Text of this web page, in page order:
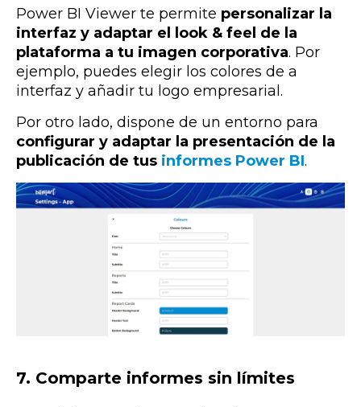
Power BI Viewer te permite personalizar la
interfaz y adaptar el look & feel de la
plataforma a tu imagen corporativa. Por
ejemplo, puedes elegir los colores de a
interfaz y añadir tu logo empresarial.
Por otro lado, dispone de un entorno para
configurar y adaptar la presentación de la
publicación de tus informes Power BI.
7. Comparte informes sin límites